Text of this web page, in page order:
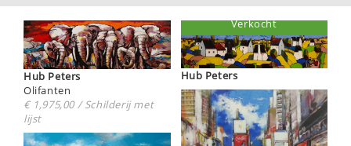
Hub Peters
Olifanten
€ 1,975,00 / Schilderij met
lijst
Hub Peters
Verkocht